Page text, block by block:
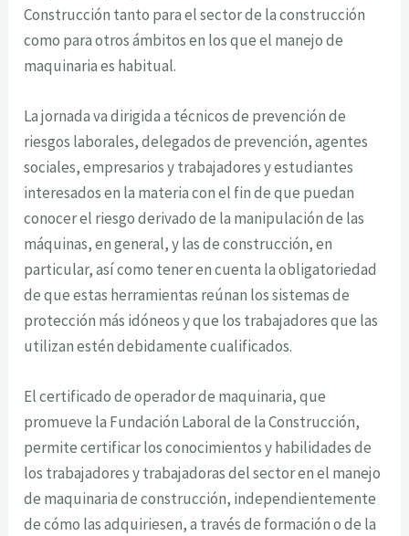
Construcción tanto para el sector de la construcción
como para otros ámbitos en los que el manejo de
maquinaria es habitual.
La jornada va dirigida a técnicos de prevención de
riesgos laborales, delegados de prevención, agentes
sociales, empresarios y trabajadores y estudiantes
interesados en la materia con el fin de que puedan
conocer el riesgo derivado de la manipulación de las
máquinas, en general, y las de construcción, en
particular, así como tener en cuenta la obligatoriedad
de que estas herramientas reúnan los sistemas de
protección más idóneos y que los trabajadores que las
utilizan estén debidamente cualificados.
El certificado de operador de maquinaria, que
promueve la Fundación Laboral de la Construcción,
permite certificar los conocimientos y habilidades de
los trabajadores y trabajadoras del sector en el manejo
de maquinaria de construcción, independientemente
de cómo las adquiriesen, a través de formación o de la